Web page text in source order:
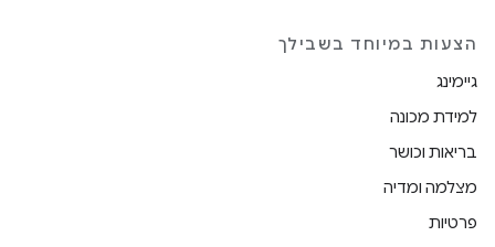
הצעות במיוחד בשבילך
גיימינג
למידת מכונה
בריאות וכושר
מצלמה ומדיה
פרטיות